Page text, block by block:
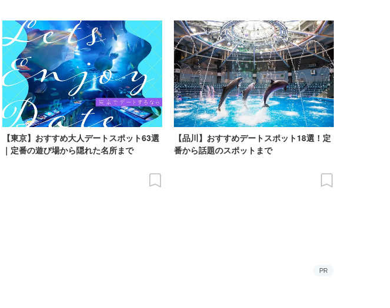
【東京】おすすめ大人デートスポット63選
｜定番の遊び場から隠れた名所まで
【品川】おすすめデートスポット18選！定
番から話題のスポットまで
PR